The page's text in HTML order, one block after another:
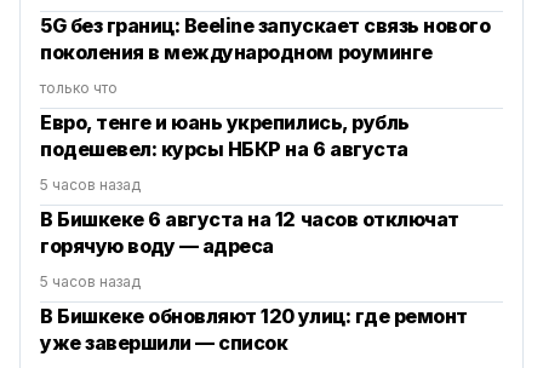
5G без границ: Beeline запускает связь нового
поколения в международном роуминге
только что
Евро, тенге и юань укрепились, рубль
подешевел: курсы НБКР на 6 августа
5 часов назад
В Бишкеке 6 августа на 12 часов отключат
горячую воду — адреса
5 часов назад
В Бишкеке обновляют 120 улиц: где ремонт
уже завершили — список